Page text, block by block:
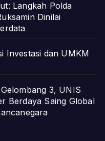
Langkah Polda
Dinilai
Investasi dan UMKM
3, UNIS
Berdaya Saing Global